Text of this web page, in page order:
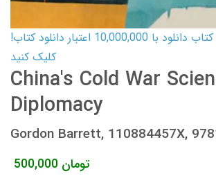
کارت اعتباری کتاب دانلود با 10,000,000 اعتبار دانلود کتاب!
کلیک کنید
China's Cold War
Diplomacy
Gordon Barrett, 110884457X,
500,000 تومان